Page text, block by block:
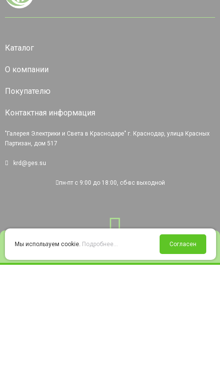
Войти Избранное Корзина
Каталог
О компании
Покупателю
Контактная информация
"Галерея Электрики и Света в Краснодаре" г. Краснодар, улица Красных
Партизан, дом 517
krd@ges.su
пн-пт с 9:00 до 18:00, сб-вс выходной
Мы используем cookie. Подробнее... Согласен